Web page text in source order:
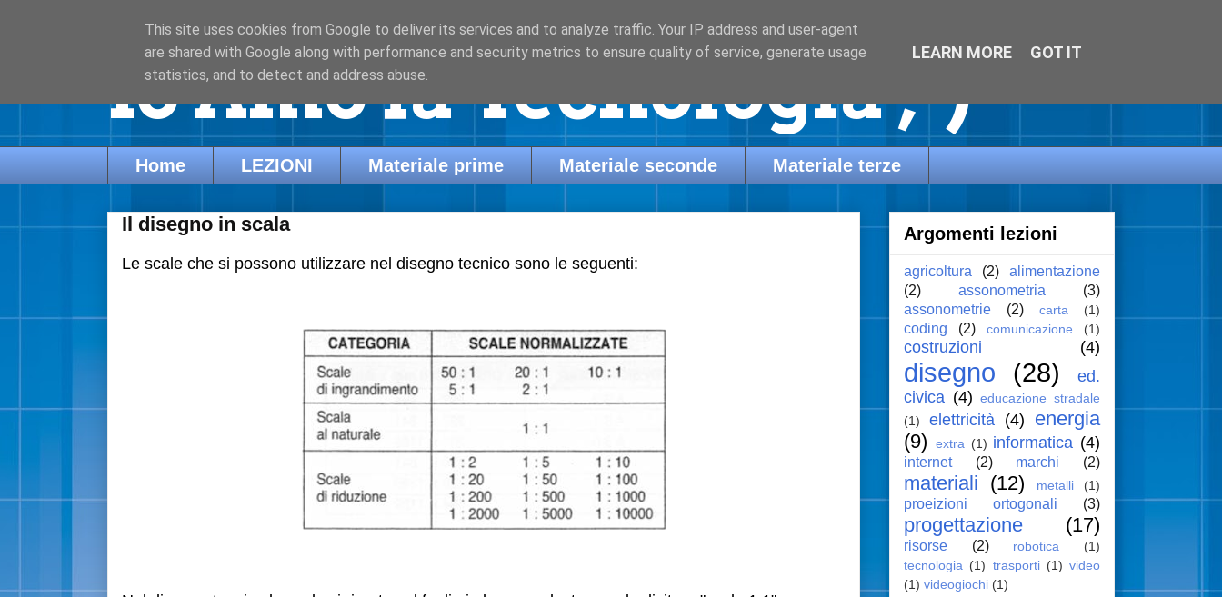
Io Amo la Tecnologia ;-)
Home LEZIONI Materiale prime Materiale seconde Materiale terze
Il disegno in scala
Le scale che si possono utilizzare nel disegno tecnico sono le seguenti:
Argomenti lezioni
agricoltura (2)
alimentazione
(2)
assonometria
(3)
assonometrie
(2) carta (1)
coding (2) comunicazione (1)
costruzioni (4)
disegno (28)
ed.
civica (4) educazione stradale
(1)
elettricità (4)
energia
(9)
extra (1) informatica (4)
internet (2) marchi (2)
materiali (12) metalli (1)
proeizioni ortogonali (3)
progettazione (17)
risorse (2) robotica
(1)
tecnologia (1) trasporti (1) video
(1) videogiochi (1)
This site uses cookies from Google to deliver its services and to analyze traffic. Your IP address and user-agent
are shared with Google along with performance and security metrics to ensure quality of service, generate usage
statistics, and to detect and address abuse.
LEARN MORE GOT IT